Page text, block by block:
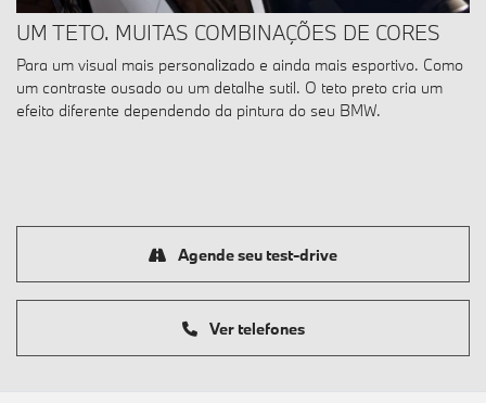
UM TETO. MUITAS COMBINAÇÕES DE CORES
Para um visual mais personalizado e ainda mais esportivo. Como
um contraste ousado ou um detalhe sutil. O teto preto cria um
efeito diferente dependendo da pintura do seu BMW.
Ver telefones
Agende seu test-drive